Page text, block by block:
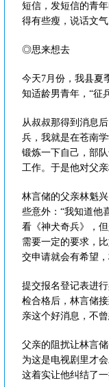
短信，发短信的青
得有些瘦，说话文气
◎思来想去
今天7月份，我县夏
知适龄男青年，“征
从叔叔那得到消息
兵，我就是在苍南
锻炼一下自己，部
工作。于是他对父
林言储的父亲林魁
些意外：“我知道他
看《神犬奇兵》，
需要一定的要求，
交申请就会有希望，
提交报名登记表进
检合格后，林言储
亲这个好消息，不
父亲的阻扰让林言
为这是电视剧里才
这着实让他纠结了一